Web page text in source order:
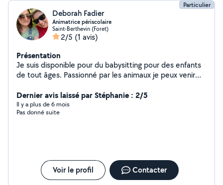
Particulier
Deborah Fadier
Animatrice périscolaire
Saint-Berthevin (Foret)
2/5 (1 avis)
Présentation
Je suis disponible pour du babysitting pour des enfants
de tout âges. Passionné par les animaux je peux venir
Dernier avis laissé par Stéphanie : 2/5
Il y a plus de 6 mois
Pas donné suite
Voir le profil Contacter